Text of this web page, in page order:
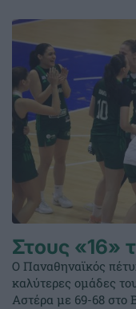
Στους «16»
Ο Παναθηναϊκός
καλύτερες ομάδες
Αστέρα με 69-68 στο